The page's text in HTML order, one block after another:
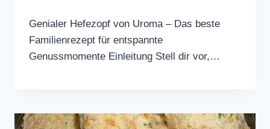
Genialer Hefezopf von Uroma – Das beste
Familienrezept für entspannte
Genussmomente Einleitung Stell dir vor,…